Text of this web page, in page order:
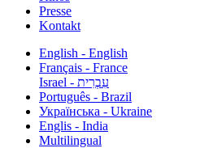
Presse
Kontakt
English - English
Français - France
עִבְרִית - Israel
Português - Brazil
Українська - Ukraine
Englis - India
Multilingual